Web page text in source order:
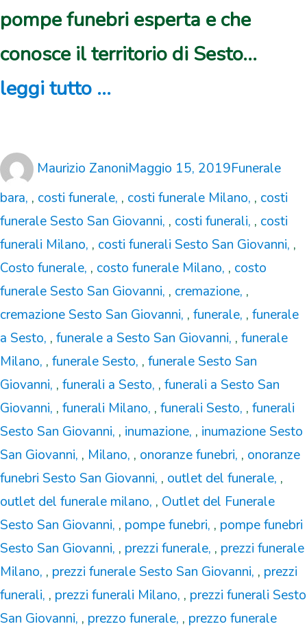
pompe funebri esperta e che
conosce il territorio di Sesto...
leggi tutto ...
Author
Maurizio ZanoniPosted
Maggio 15, 2019Categories
Funerale
bara , costi funerale , costi funerale Milano , costi
funerale Sesto San Giovanni , costi funerali , costi
funerali Milano , costi funerali Sesto San Giovanni ,
Costo funerale , costo funerale Milano , costo
funerale Sesto San Giovanni , cremazione ,
cremazione Sesto San Giovanni , funerale , funerale
a Sesto , funerale a Sesto San Giovanni , funerale
Milano , funerale Sesto , funerale Sesto San
Giovanni , funerali a Sesto , funerali a Sesto San
Giovanni , funerali Milano , funerali Sesto , funerali
Sesto San Giovanni , inumazione , inumazione Sesto
San Giovanni , Milano , onoranze funebri , onoranze
funebri Sesto San Giovanni , outlet del funerale ,
outlet del funerale milano , Outlet del Funerale
Sesto San Giovanni , pompe funebri , pompe funebri
Sesto San Giovanni , prezzi funerale , prezzi funerale
Milano , prezzi funerale Sesto San Giovanni , prezzi
funerali , prezzi funerali Milano , prezzi funerali Sesto
San Giovanni , prezzo funerale , prezzo funerale